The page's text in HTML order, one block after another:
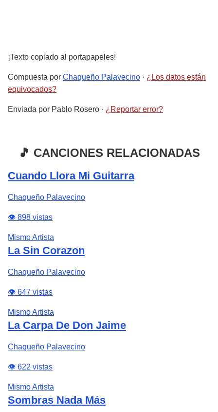
¡Texto copiado al portapapeles!
Compuesta por Chaqueño Palavecino · ¿Los datos están
equivocados?
Enviada por Pablo Rosero · ¿Reportar error?
🎵 CANCIONES RELACIONADAS
Cuando Llora Mi Guitarra
Chaqueño Palavecino
👁️ 898 vistas
Mismo Artista
La Sin Corazon
Chaqueño Palavecino
👁️ 647 vistas
Mismo Artista
La Carpa De Don Jaime
Chaqueño Palavecino
👁️ 622 vistas
Mismo Artista
Sombras Nada Más